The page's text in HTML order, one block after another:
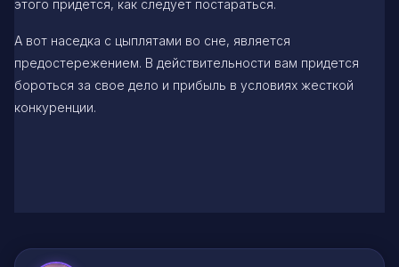
этого придется, как следует постараться.
А вот наседка с цыплятами во сне, является
предостережением. В действительности вам придется
бороться за свое дело и прибыль в условиях жесткой
конкуренции.